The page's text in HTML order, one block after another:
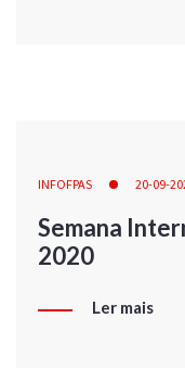
INFOFPAS 20-09-
Semana
2020
Ler mais